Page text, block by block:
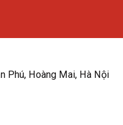
Phú, Hoàng Mai, Hà Nội